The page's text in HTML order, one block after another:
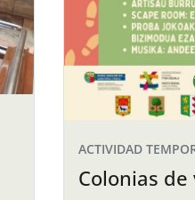
ACTIVIDAD
Colonias